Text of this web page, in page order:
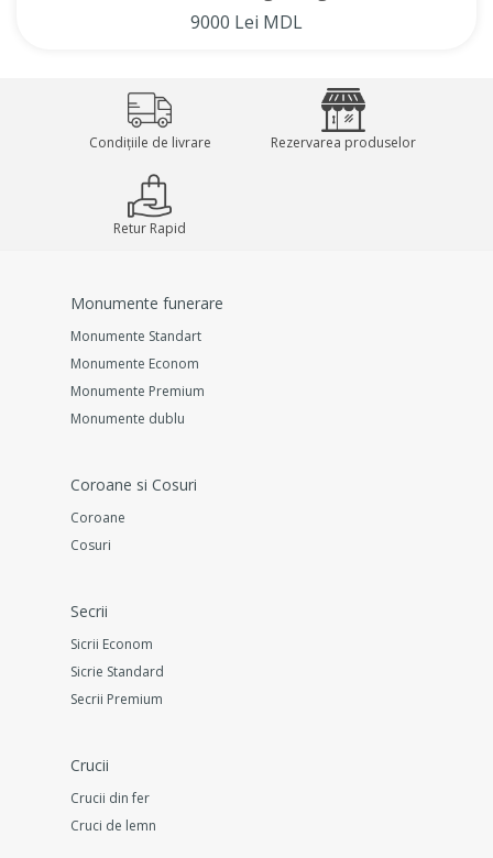
9000 Lei MDL
Condițiile de livrare Rezervarea produselor
Retur Rapid
Monumente funerare
Monumente Standart
Monumente Econom
Monumente Premium
Monumente dublu
Coroane si Cosuri
Coroane
Cosuri
Secrii
Sicrii Econom
Sicrie Standard
Secrii Premium
Crucii
Crucii din fer
Cruci de lemn